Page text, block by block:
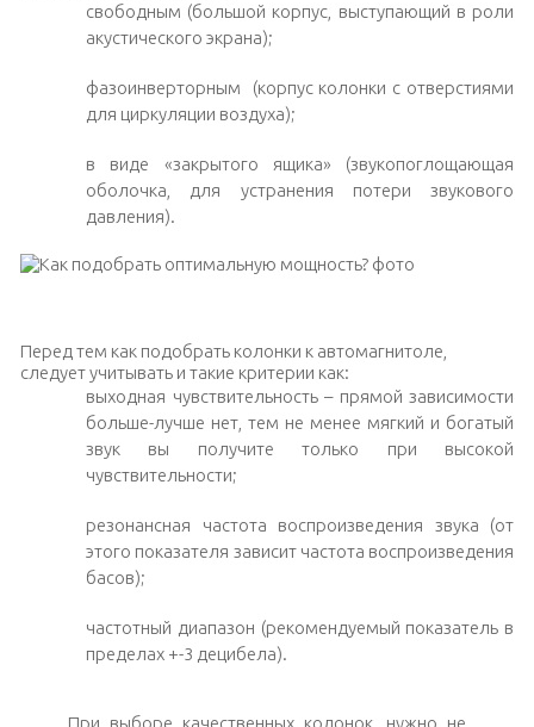
свободным (большой корпус, выступающий в роли
акустического экрана);
фазоинверторным (корпус колонки с отверстиями
для циркуляции воздуха);
в виде «закрытого ящика» (звукопоглощающая
оболочка, для устранения потери звукового
давления).
Перед тем как подобрать колонки к автомагнитоле,
следует учитывать и такие критерии как:
выходная чувствительность – прямой зависимости
больше-лучше нет, тем не менее мягкий и богатый
звук вы получите только при высокой
чувствительности;
резонансная частота воспроизведения звука (от
этого показателя зависит частота воспроизведения
басов);
частотный диапазон (рекомендуемый показатель в
пределах +-3 децибела).
При выборе качественных колонок, нужно не